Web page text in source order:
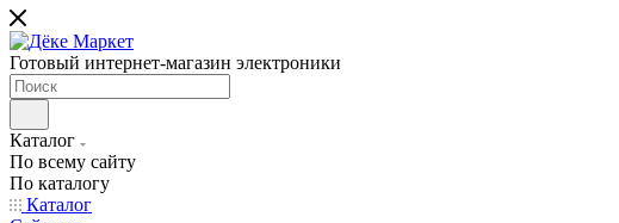
Готовый интернет-магазин электроники
Каталог
По всему сайту
По каталогу
Каталог